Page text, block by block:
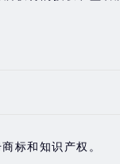
和知识产权。